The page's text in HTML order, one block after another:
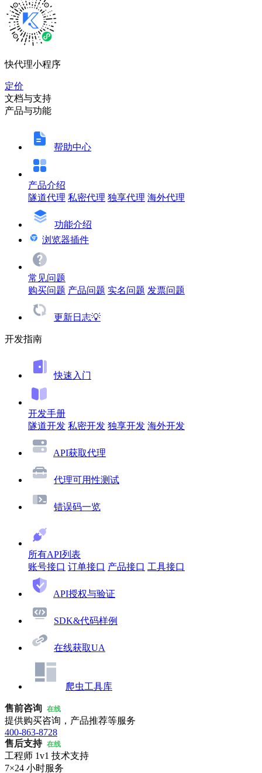
快代理小程序
定价
文档与支持
产品与功能
帮助中心
产品介绍
隧道代理 私密代理 独享代理 海外代理
功能介绍
浏览器插件
常见问题
购买问题 产品问题 实名问题 发票问题
更新日志💡
开发指南
快速入门
开发手册
隧道开发 私密开发 独享开发 海外开发
API获取代理
代理可用性测试
错误码一览
所有API列表
账号接口 订单接口 产品接口 工具接口
API授权与验证
SDK&代码样例
在线获取UA
爬虫工具库
售前咨询 在线
提供购买咨询，产品推荐等服务
400-863-8728
售后支持 在线
工程师 1v1 技术支持
7×24 小时服务